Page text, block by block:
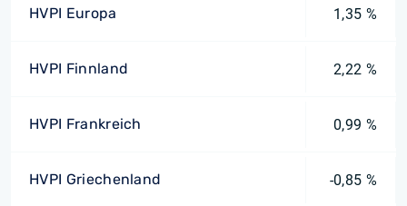
HVPI Europa 1,35 %
HVPI Finnland 2,22 %
HVPI Frankreich 0,99 %
HVPI Griechenland -0,85 %